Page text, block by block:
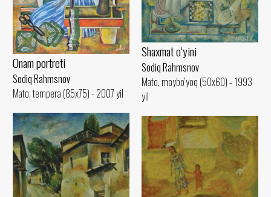
Onam portreti
Sodiq Rahmsnov
Mato, tempera (85x75) - 2007 yil
Shaxmat o‘yini
Sodiq Rahmsnov
Mato, moybo‘yoq (50x60) - 1993
yil